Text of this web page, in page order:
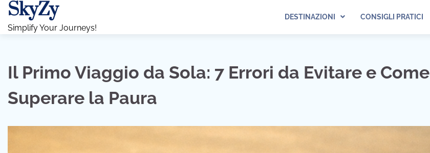
Skip
content
SkyZy
Simplify Your Journeys!
DESTINAZIONI CONSIGLI PRATICI
Il Primo Viaggio da Sola: 7 Errori da Evitare e Come
Superare la Paura